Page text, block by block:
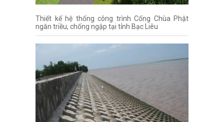
Thiết kế hệ thống công trình Cống Chùa Phật
ngăn triều, chống ngập tại tỉnh Bạc Liêu